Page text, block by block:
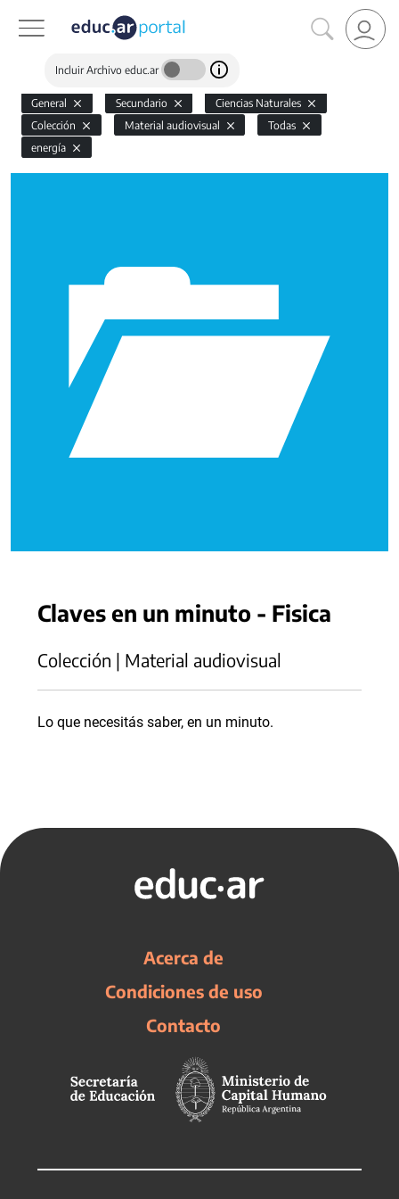
Incluir Archivo educ.ar
General Secundario
Ciencias Naturales
Colección
Material audiovisual
Todas
energía
Claves en un minuto - Fisica
Colección | Material audiovisual
Lo que necesitás saber, en un minuto.
Acerca de
Condiciones de uso
Contacto